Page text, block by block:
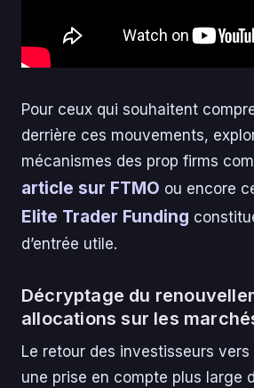
Pour ceux qui souhaitent
derrière ces mouvements,
mécanismes des prop firms
article sur FTMO ou encore
Elite Trader Funding
d’entrée utile.
Décryptage du
allocations sur les
Le retour des investisseurs vers
une prise en compte plus large